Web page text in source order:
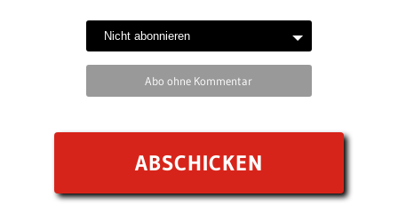
Abo ohne Kommentar